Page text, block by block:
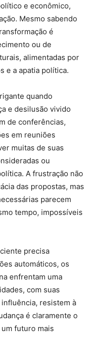
e econômico,
Mesmo sabendo
é
ou de
alimentadas por
e a apatia política.
quando
e desilusão vivido
de conferências,
em reuniões
muitas de suas
ou
A frustração não
das propostas, mas
parecem
tempo, impossíveis
precisa
automáticos, os
enfrentam uma
com suas
resistem à
é claramente o
futuro mais